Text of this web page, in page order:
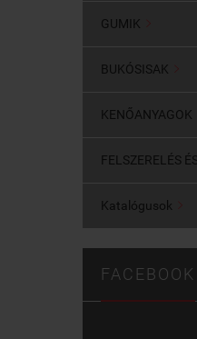
GUMIK
BUKÓSISAK
KENŐANYAGOK
FELSZERELÉS
Katalógusok
FACEBOOK